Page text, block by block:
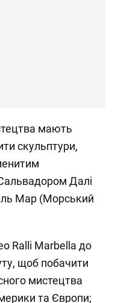
мають
скульптури,
Далі
Мар (Морський
Ralli Marbella до
щоб побачити
мистецтва
та Європи;